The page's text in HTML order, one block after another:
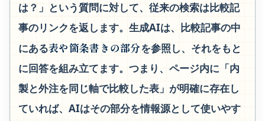
は？」という質問に対して、従来の検索は比較記
事のリンクを返します。生成AIは、比較記事の中
にある表や箇条書きの部分を参照し、それをもと
に回答を組み立てます。つまり、ページ内に「内
製と外注を同じ軸で比較した表」が明確に存在し
ていれば、AIはその部分を情報源として使いやす